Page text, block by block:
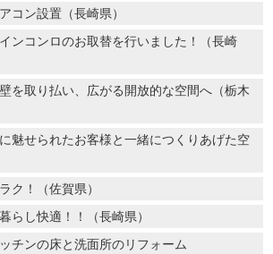
コン設置（長崎県）
ンコンロのお取替を行いました！（長崎
を取り払い、広がる開放的な空間へ（栃木
魅せられたお客様と一緒につくりあげた空
ク！（佐賀県）
らし快適！！（長崎県）
チンの床と洗面所のリフォーム